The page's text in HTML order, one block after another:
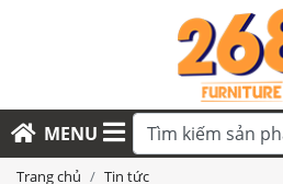
MENU
Trang chủ
Tin tức